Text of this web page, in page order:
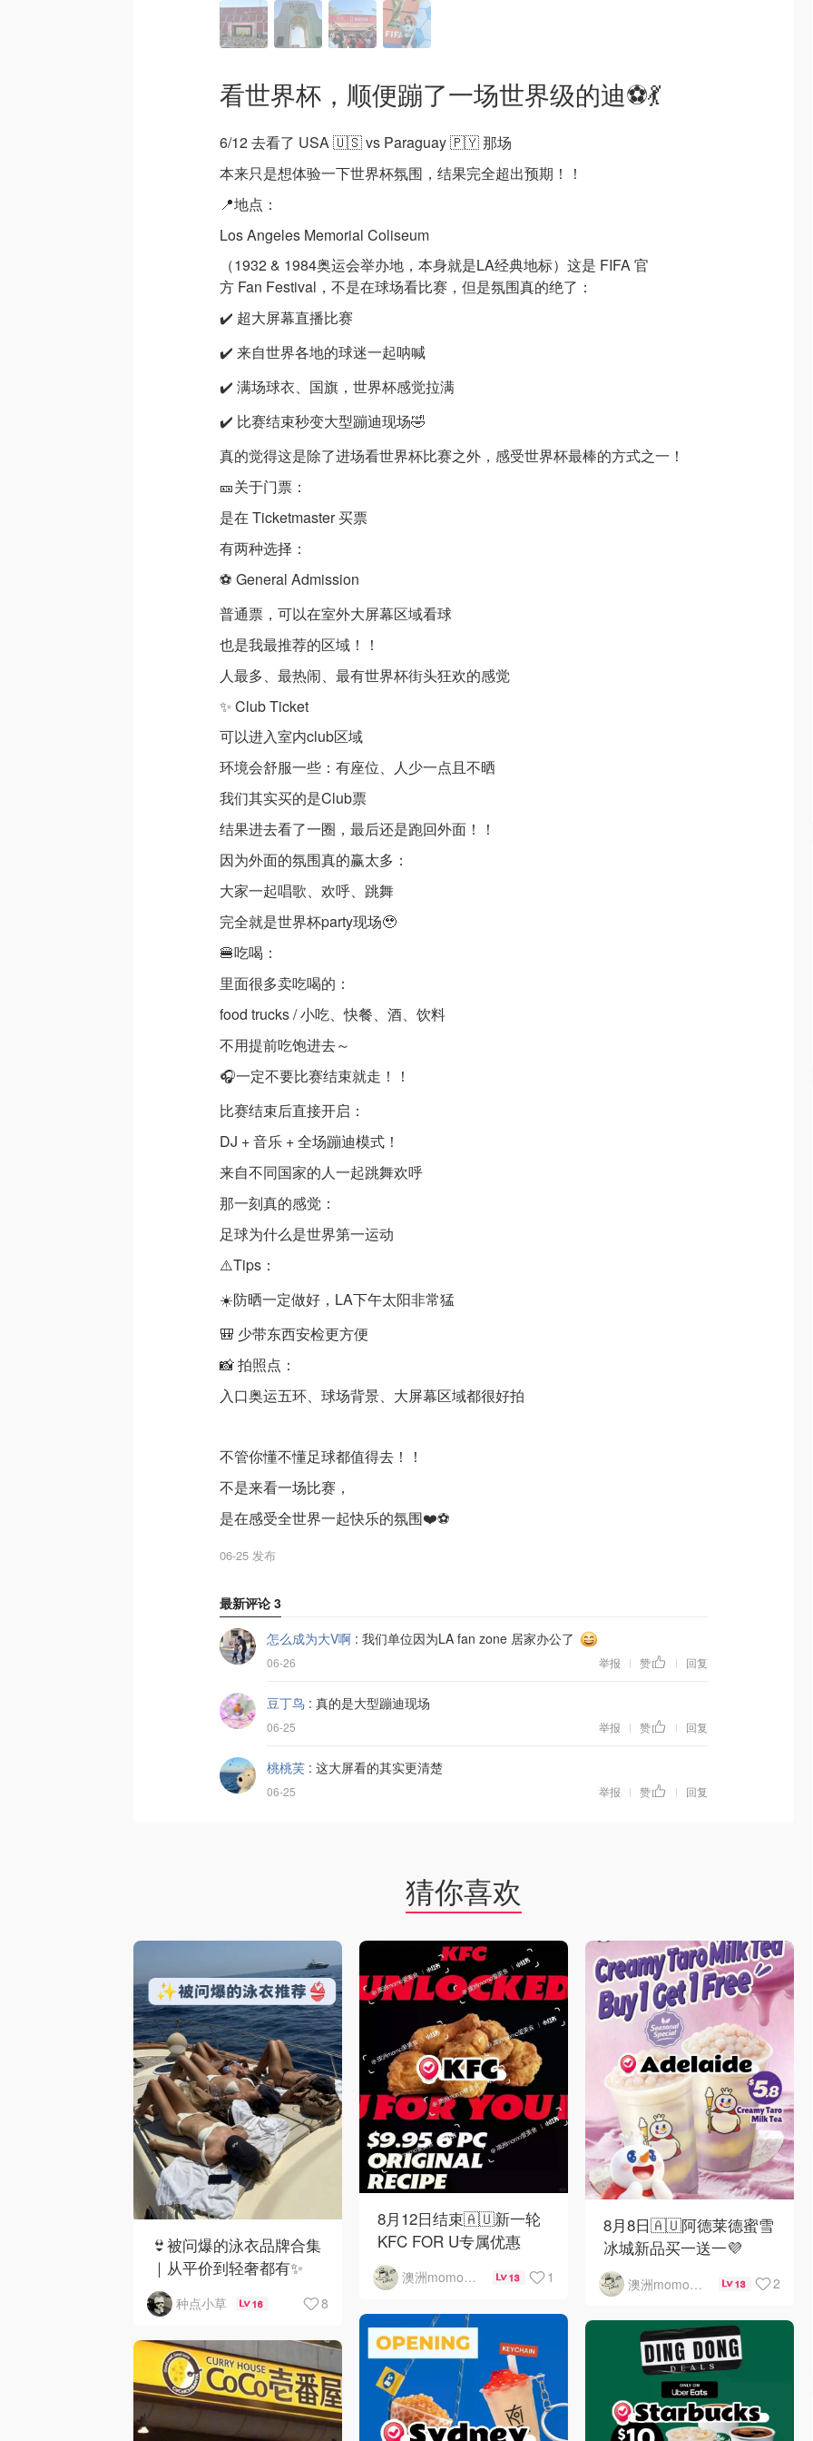
看世界杯，顺便蹦了一场世界级的迪⚽️💃
6/12 去看了 USA 🇺🇸 vs Paraguay 🇵🇾 那场
本来只是想体验一下世界杯氛围，结果完全超出预期！！
📍地点：
Los Angeles Memorial Coliseum
（1932 & 1984奥运会举办地，本身就是LA经典地标）这是 FIFA 官
方 Fan Festival，不是在球场看比赛，但是氛围真的绝了：
✔️ 超大屏幕直播比赛
✔️ 来自世界各地的球迷一起呐喊
✔️ 满场球衣、国旗，世界杯感觉拉满
✔️ 比赛结束秒变大型蹦迪现场🤣
真的觉得这是除了进场看世界杯比赛之外，感受世界杯最棒的方式之一！
🎫关于门票：
是在 Ticketmaster 买票
有两种选择：
⚽️ General Admission
普通票，可以在室外大屏幕区域看球
也是我最推荐的区域！！
人最多、最热闹、最有世界杯街头狂欢的感觉
✨ Club Ticket
可以进入室内club区域
环境会舒服一些：有座位、人少一点且不晒
我们其实买的是Club票
结果进去看了一圈，最后还是跑回外面！！
因为外面的氛围真的赢太多：
大家一起唱歌、欢呼、跳舞
完全就是世界杯party现场🥹
🍔吃喝：
里面很多卖吃喝的：
food trucks / 小吃、快餐、酒、饮料
不用提前吃饱进去～
🎧一定不要比赛结束就走！！
比赛结束后直接开启：
DJ + 音乐 + 全场蹦迪模式！
来自不同国家的人一起跳舞欢呼
那一刻真的感觉：
足球为什么是世界第一运动
⚠️Tips：
☀️防晒一定做好，LA下午太阳非常猛
🎒 少带东西安检更方便
📸 拍照点：
入口奥运五环、球场背景、大屏幕区域都很好拍
不管你懂不懂足球都值得去！！
不是来看一场比赛，
是在感受全世界一起快乐的氛围❤️‍⚽️
06-25 发布
最新评论 3
怎么成为大V啊 : 我们单位因为LA fan zone 居家办公了
06-26 举报 | 赞 | 回复
豆丁鸟 : 真的是大型蹦迪现场
06-25 举报 | 赞 | 回复
桃桃芙 : 这大屏看的其实更清楚
06-25 举报 | 赞 | 回复
猜你喜欢
👙被问爆的泳衣品牌合集
｜从平价到轻奢都有✨
种点小草 16 8
8月12日结束🇦🇺新一轮
KFC FOR U专属优惠
澳洲momo爱吃 13 1
8月8日🇦🇺阿德莱德蜜雪
冰城新品买一送一💜
澳洲momo爱吃 13 2